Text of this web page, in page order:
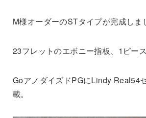
M様オーダーのSTタイプが完成しま
23フレットのエボニー指板、1ピー
GoアノダイズドPGにLindy Real54
載。